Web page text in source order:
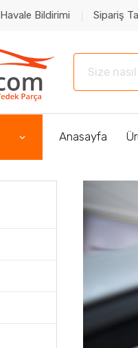
Havale Bildirimi Sipariş
Anasayfa